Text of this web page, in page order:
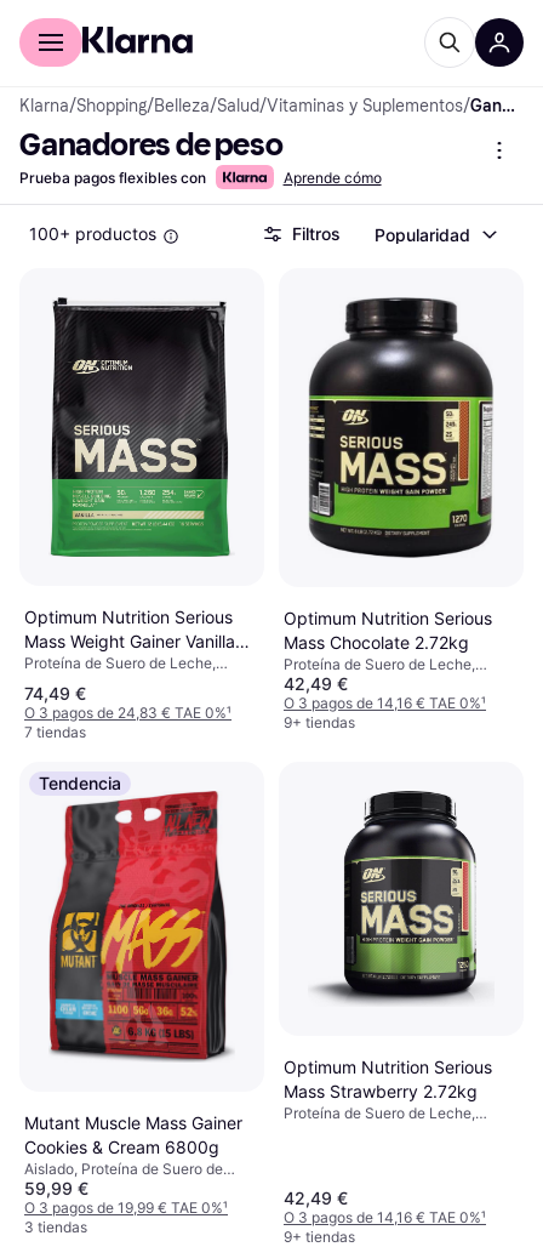
Comprar con Klarna
Klarna/Shopping/Belleza/Salud/Vitaminas y Suplementos/ Ganadores de peso
Ganadores de peso
Prueba pagos flexibles con Aprende cómo
100+ productos Filtros Popularidad
Optimum Nutrition Serious
Mass Weight Gainer Vanilla
5.44kg
Proteína de Suero de Leche,
Vitamina D, Vitamina E, Vitamina
C, Vitamina B, Zinc, Sodio, Yodo,
Hierro, Calcio, Potasio, Cobre,
Cromo, Magnesio, Manganeso,
muscular, Mejora del rendimiento
74,49 €
O 3 pagos de 24,83 € TAE 0%¹
7 tiendas
Optimum Nutrition Serious
Mass Chocolate 2.72kg
Proteína de Suero de Leche,
Vitamina K, Vitamina E, Vitamina D,
Vitamina C, Vitamina B, Vitamina
A, Multivitaminas, Antioxidantes,
Aumento de energía, Mejora la
función muscular, Edulcorante
42,49 €
O 3 pagos de 14,16 € TAE 0%¹
9+ tiendas
Tendencia
Mutant Muscle Mass Gainer
Cookies & Cream 6800g
Aislado, Proteína de Suero de
Leche, Proteína de Caseína,
Proteína Mixta, Proteína de Leche,
Vitamina A, Vitamina C, Hierro,
59,99 €
O 3 pagos de 19,99 € TAE 0%¹
3 tiendas
Optimum Nutrition Serious
Mass Strawberry 2.72kg
Proteína de Suero de Leche,
42,49 €
O 3 pagos de 14,16 € TAE 0%¹
9+ tiendas